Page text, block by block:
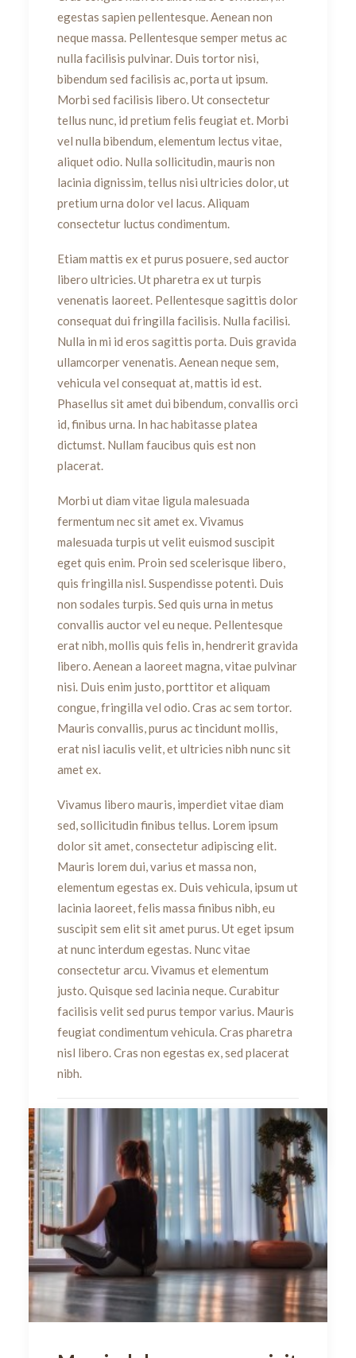
egestas sapien pellentesque. Aenean non
neque massa. Pellentesque semper metus ac
nulla facilisis pulvinar. Duis tortor nisi,
bibendum sed facilisis ac, porta ut ipsum.
Morbi sed facilisis libero. Ut consectetur
tellus nunc, id pretium felis feugiat et. Morbi
vel nulla bibendum, elementum lectus vitae,
aliquet odio. Nulla sollicitudin, mauris non
lacinia dignissim, tellus nisi ultricies dolor, ut
pretium urna dolor vel lacus. Aliquam
consectetur luctus condimentum.
Etiam mattis ex et purus posuere, sed auctor
libero ultricies. Ut pharetra ex ut turpis
venenatis laoreet. Pellentesque sagittis dolor
consequat dui fringilla facilisis. Nulla facilisi.
Nulla in mi id eros sagittis porta. Duis gravida
ullamcorper venenatis. Aenean neque sem,
vehicula vel consequat at, mattis id est.
Phasellus sit amet dui bibendum, convallis orci
id, finibus urna. In hac habitasse platea
dictumst. Nullam faucibus quis est non
placerat.
Morbi ut diam vitae ligula malesuada
fermentum nec sit amet ex. Vivamus
malesuada turpis ut velit euismod suscipit
eget quis enim. Proin sed scelerisque libero,
quis fringilla nisl. Suspendisse potenti. Duis
non sodales turpis. Sed quis urna in metus
convallis auctor vel eu neque. Pellentesque
erat nibh, mollis quis felis in, hendrerit gravida
libero. Aenean a laoreet magna, vitae pulvinar
nisi. Duis enim justo, porttitor et aliquam
congue, fringilla vel odio. Cras ac sem tortor.
Mauris convallis, purus ac tincidunt mollis,
erat nisl iaculis velit, et ultricies nibh nunc sit
amet ex.
Vivamus libero mauris, imperdiet vitae diam
sed, sollicitudin finibus tellus. Lorem ipsum
dolor sit amet, consectetur adipiscing elit.
Mauris lorem dui, varius et massa non,
elementum egestas ex. Duis vehicula, ipsum ut
lacinia laoreet, felis massa finibus nibh, eu
suscipit sem elit sit amet purus. Ut eget ipsum
at nunc interdum egestas. Nunc vitae
consectetur arcu. Vivamus et elementum
justo. Quisque sed lacinia neque. Curabitur
facilisis velit sed purus tempor varius. Mauris
feugiat condimentum vehicula. Cras pharetra
nisl libero. Cras non egestas ex, sed placerat
nibh.